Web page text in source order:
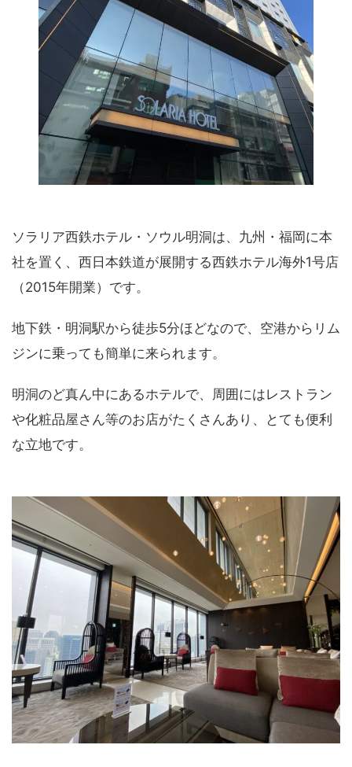
ソラリア西鉄ホテル・ソウル明洞は、九州・福岡に本
社を置く、西日本鉄道が展開する西鉄ホテル海外1号店
（2015年開業）です。
地下鉄・明洞駅から徒歩5分ほどなので、空港からリム
ジンに乗っても簡単に来られます。
明洞のど真ん中にあるホテルで、周囲にはレストラン
や化粧品屋さん等のお店がたくさんあり、とても便利
な立地です。